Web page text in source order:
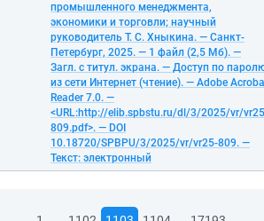
промышленного менеджмента,
экономики и торговли; научный
руководитель Т. С. Хныкина. — Санкт-
Петербург, 2025. — 1 файл (2,5 Мб). —
Загл. с титул. экрана. — Доступ по
из сети Интернет (чтение). — Adobe
Reader 7.0. —
<URL:http://elib.spbstu.ru/dl/3/2025/vr/
809.pdf>. — DOI
10.18720/SPBPU/3/2025/vr/vr25-809. —
Текст: электронный